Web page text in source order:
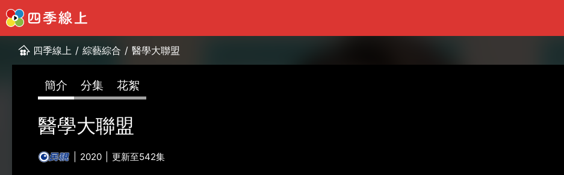
四季線上 / 綜藝綜合 / 醫學大聯盟
簡介 分集 花絮
醫學大聯盟
2020 更新至542集